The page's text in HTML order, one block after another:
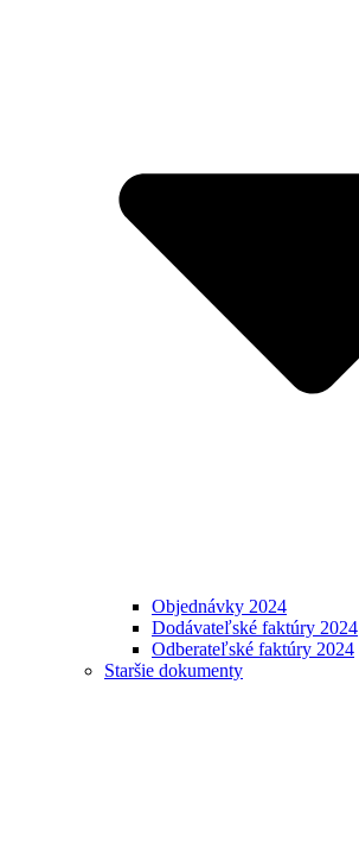
Objednávky 2024
Dodávateľské faktúry 2024
Odberateľské faktúry 2024
Staršie dokumenty